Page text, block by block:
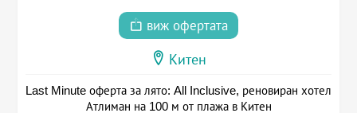
виж офертата
Китен
Last Minute оферта за лято: All Inclusive, реновиран хотел
Атлиман на 100 м от плажа в Китен